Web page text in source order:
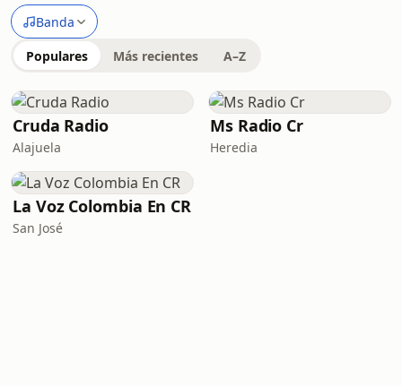
Banda
Populares Más recientes A–Z
Cruda Radio
Alajuela
Ms Radio Cr
Heredia
La Voz Colombia En CR
San José